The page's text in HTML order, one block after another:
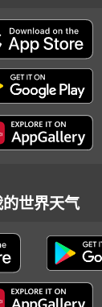
的世界天气